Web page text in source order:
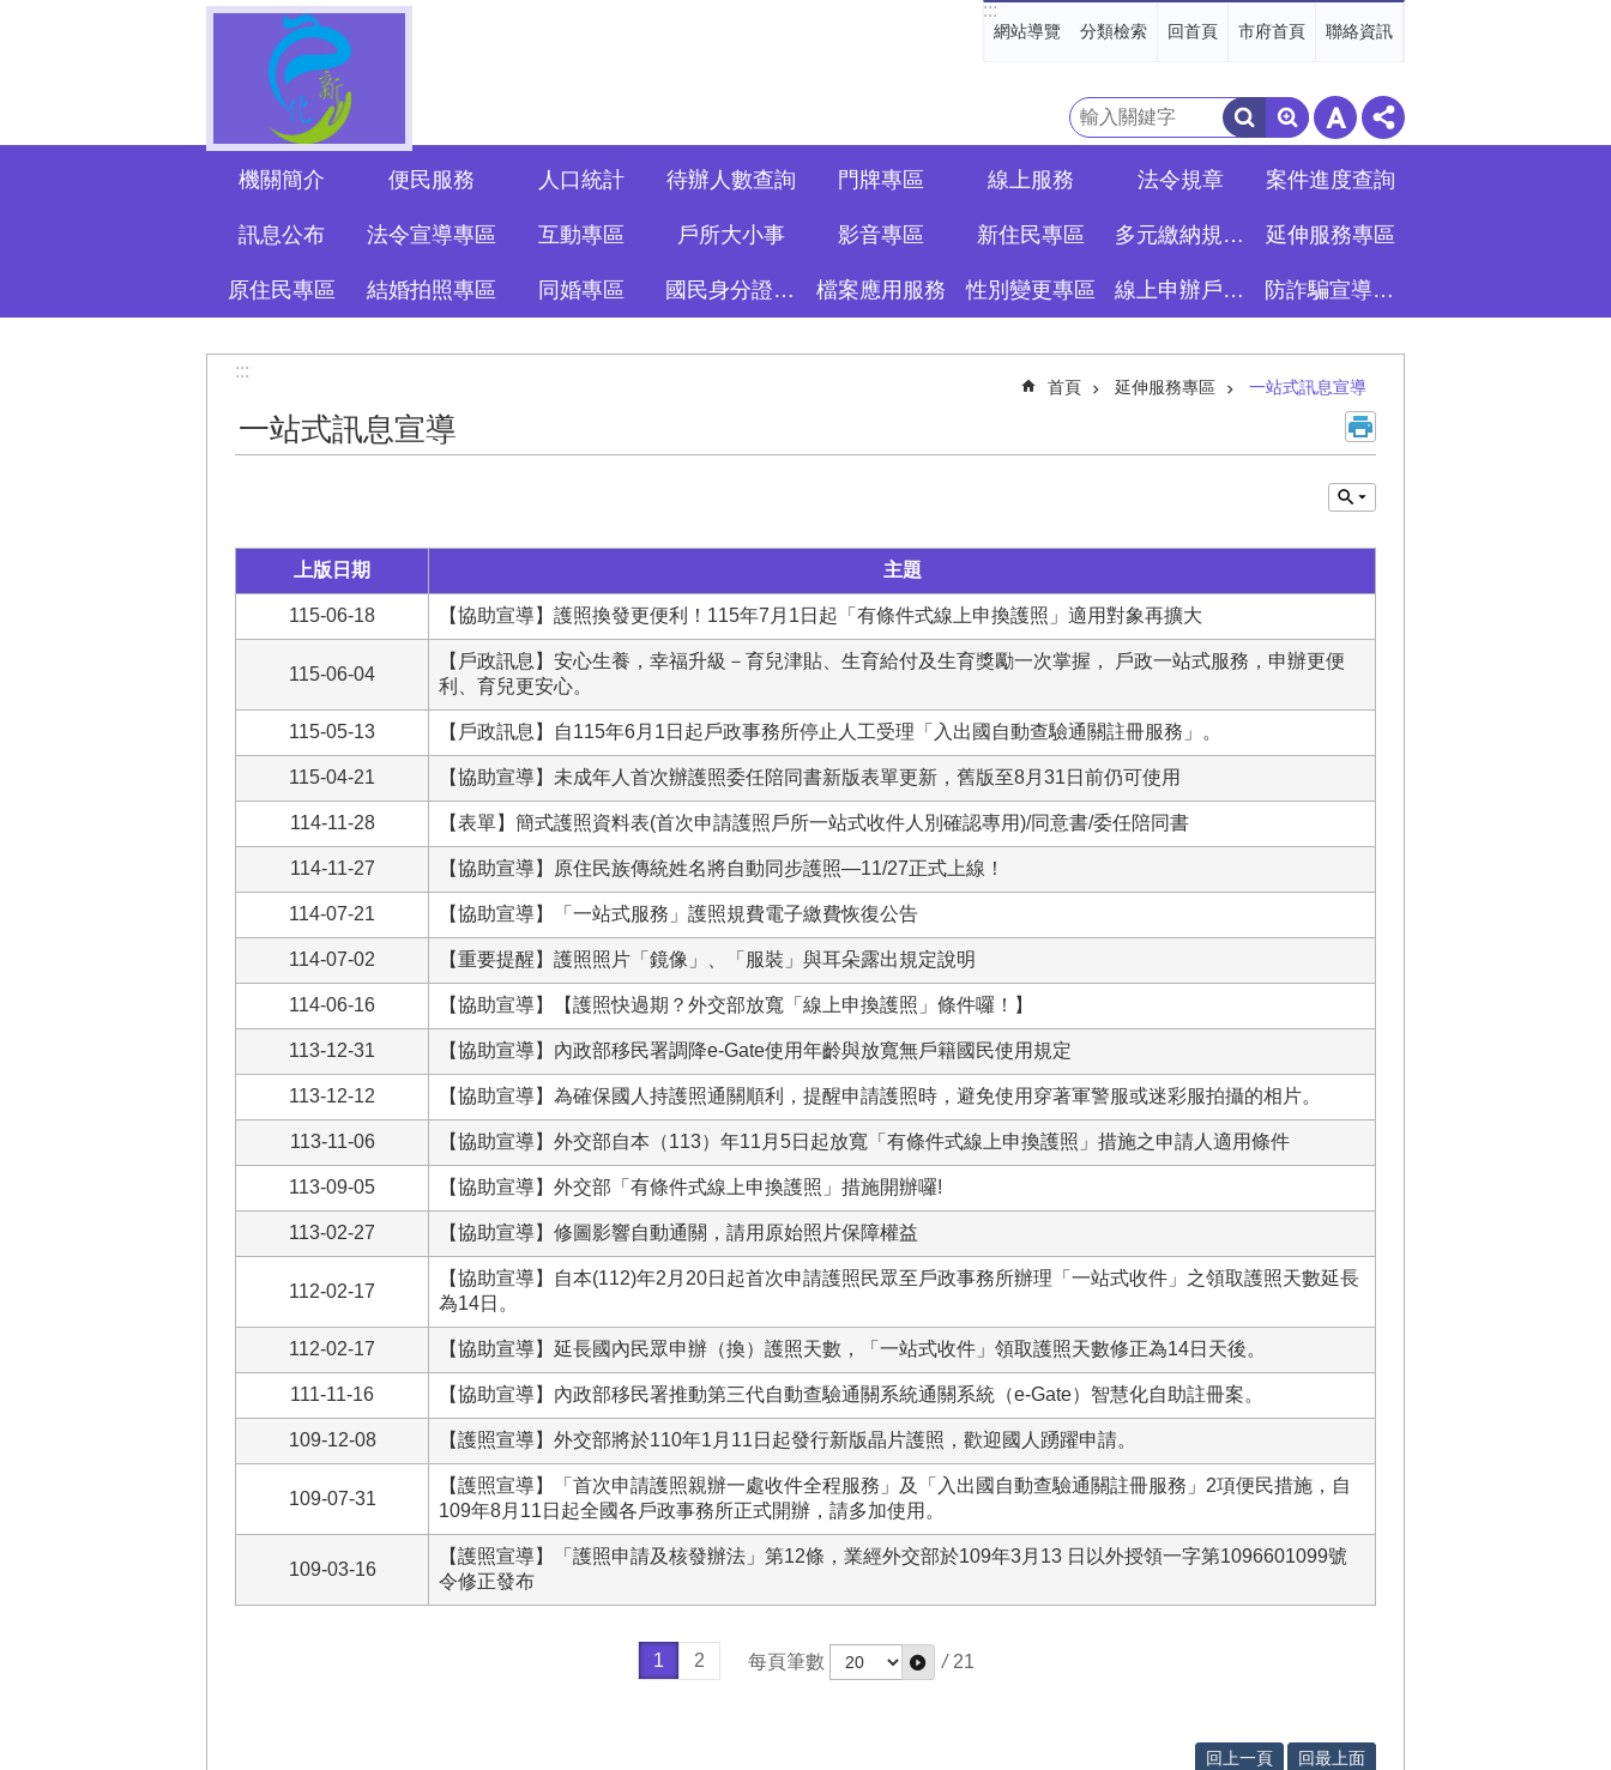
:::
網站導覽 分類檢索 回首頁 市府首頁 聯絡資訊
搜
尋
機關簡介 便民服務 人口統計 待辦人數查詢 門牌專區 線上服務 法令規章 案件進度查詢
訊息公布 法令宣導專區 互動專區 戶所大小事 影音專區 新住民專區 多元繳納規費專區 延伸服務專區
原住民專區 結婚拍照專區 同婚專區 國民身分證資訊專區 檔案應用服務 性別變更專區 線上申辦戶籍登記專區 防詐騙宣導專區
:::
首頁 延伸服務專區 一站式訊息宣導
一站式訊息宣導
上版日期 主題
115-06-18 【協助宣導】護照換發更便利！115年7月1日起「有條件式線上申換護照」適用對象再擴大
115-06-04
【戶政訊息】安心生養，幸福升級－育兒津貼、生育給付及生育獎勵一次掌握， 戶政一站式服務，申辦更便
利、育兒更安心。
115-05-13 【戶政訊息】自115年6月1日起戶政事務所停止人工受理「入出國自動查驗通關註冊服務」。
115-04-21 【協助宣導】未成年人首次辦護照委任陪同書新版表單更新，舊版至8月31日前仍可使用
114-11-28 【表單】簡式護照資料表(首次申請護照戶所一站式收件人別確認專用)/同意書/委任陪同書
114-11-27 【協助宣導】原住民族傳統姓名將自動同步護照—11/27正式上線！
114-07-21 【協助宣導】「一站式服務」護照規費電子繳費恢復公告
114-07-02 【重要提醒】護照照片「鏡像」、「服裝」與耳朵露出規定說明
114-06-16 【協助宣導】【護照快過期？外交部放寬「線上申換護照」條件囉！】
113-12-31 【協助宣導】內政部移民署調降e-Gate使用年齡與放寬無戶籍國民使用規定
113-12-12 【協助宣導】為確保國人持護照通關順利，提醒申請護照時，避免使用穿著軍警服或迷彩服拍攝的相片。
113-11-06 【協助宣導】外交部自本（113）年11月5日起放寬「有條件式線上申換護照」措施之申請人適用條件
113-09-05 【協助宣導】外交部「有條件式線上申換護照」措施開辦囉!
113-02-27 【協助宣導】修圖影響自動通關，請用原始照片保障權益
112-02-17
【協助宣導】自本(112)年2月20日起首次申請護照民眾至戶政事務所辦理「一站式收件」之領取護照天數延長
為14日。
112-02-17 【協助宣導】延長國內民眾申辦（換）護照天數，「一站式收件」領取護照天數修正為14日天後。
111-11-16 【協助宣導】內政部移民署推動第三代自動查驗通關系統通關系統（e-Gate）智慧化自助註冊案。
109-12-08 【護照宣導】外交部將於110年1月11日起發行新版晶片護照，歡迎國人踴躍申請。
109-07-31
【護照宣導】「首次申請護照親辦一處收件全程服務」及「入出國自動查驗通關註冊服務」2項便民措施，自
109年8月11日起全國各戶政事務所正式開辦，請多加使用。
109-03-16
【護照宣導】「護照申請及核發辦法」第12條，業經外交部於109年3月13 日以外授領一字第1096601099號
令修正發布
1 2 每頁筆數 / 21
回上一頁 回最上面